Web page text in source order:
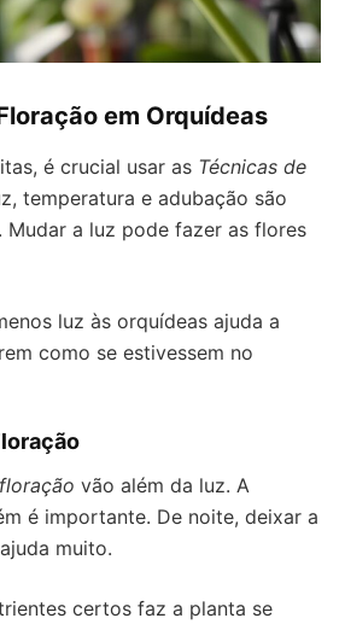
em Orquídeas
é crucial usar as Técnicas de
temperatura e adubação são
a luz pode fazer as flores
luz às orquídeas ajuda a
como se estivessem no
vão além da luz. A
é importante. De noite, deixar a
muito.
certos faz a planta se